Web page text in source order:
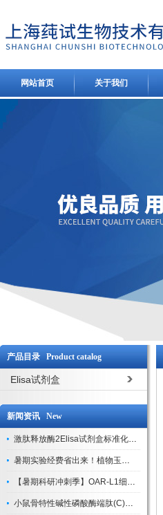
网站首页 关于我们
产品目录 Product catalog
Elisa试剂盒
新闻资讯 New
激肽释放酶2Elisa试剂盒标准化实验操作与质控体系解析
暑期实验经费省出来！植物玉米索核苷（ZR ）elisa酶联免疫试剂盒
【暑期科研冲刺季】OAR-L1细胞专用培养基特惠，助力实验高效突破
小鼠骨特性碱性磷酸酶端肽(C)elisa试剂盒大促，骨科研人速囤